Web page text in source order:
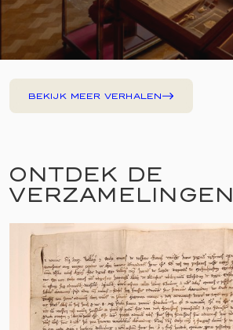
BEKIJK MEER VERHALEN
ONTDEK DE
VERZAMELINGEN